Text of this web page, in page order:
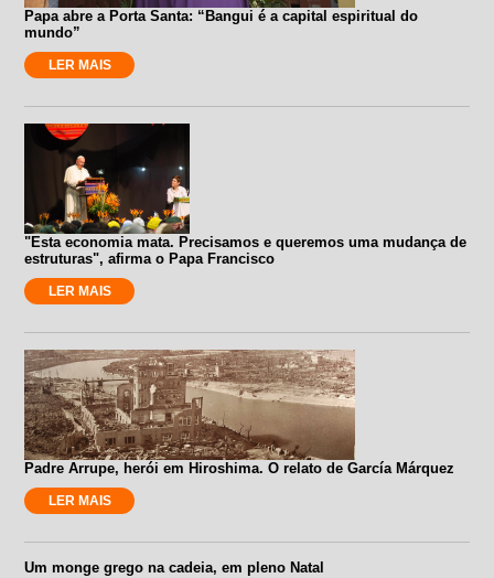
Papa abre a Porta Santa: “Bangui é a capital espiritual do
mundo”
LER MAIS
"Esta economia mata. Precisamos e queremos uma mudança de
estruturas", afirma o Papa Francisco
LER MAIS
Padre Arrupe, herói em Hiroshima. O relato de García Márquez
LER MAIS
Um monge grego na cadeia, em pleno Natal